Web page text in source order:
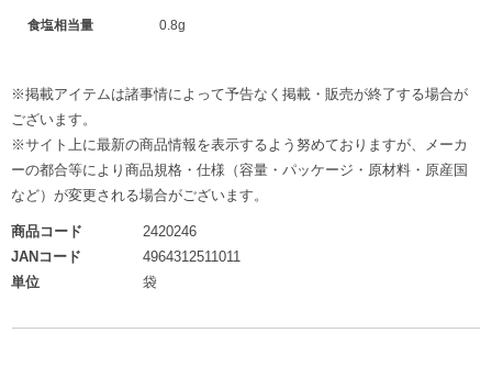
商品コード
2420246
JANコード
4964312511011
単位 袋
食塩相当量 0.8g
※掲載アイテムは諸事情によって予告なく掲載・販売が終了する場合が
ございます。
※サイト上に最新の商品情報を表示するよう努めておりますが、メーカ
ーの都合等により商品規格・仕様（容量・パッケージ・原材料・原産国
など）が変更される場合がございます。